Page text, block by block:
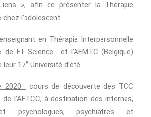
», afin de présenter la Thérapie
l’adolescent.
enseignant en Thérapie Interpersonnelle
F.I. Science et l’AEMTC (Belgique)
leur 17e Université d’été.
2020 : cours de découverte des TCC
l’AFTCC, à destination des internes,
psychologues, psychiatres et